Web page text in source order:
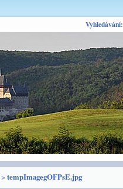
> tempImagegOFPsE.jpg
Vyhledávání: